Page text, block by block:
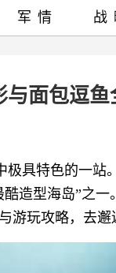
与面包逗鱼
极具特色的一
造型海岛”之
玩攻略，去邂
军情 战